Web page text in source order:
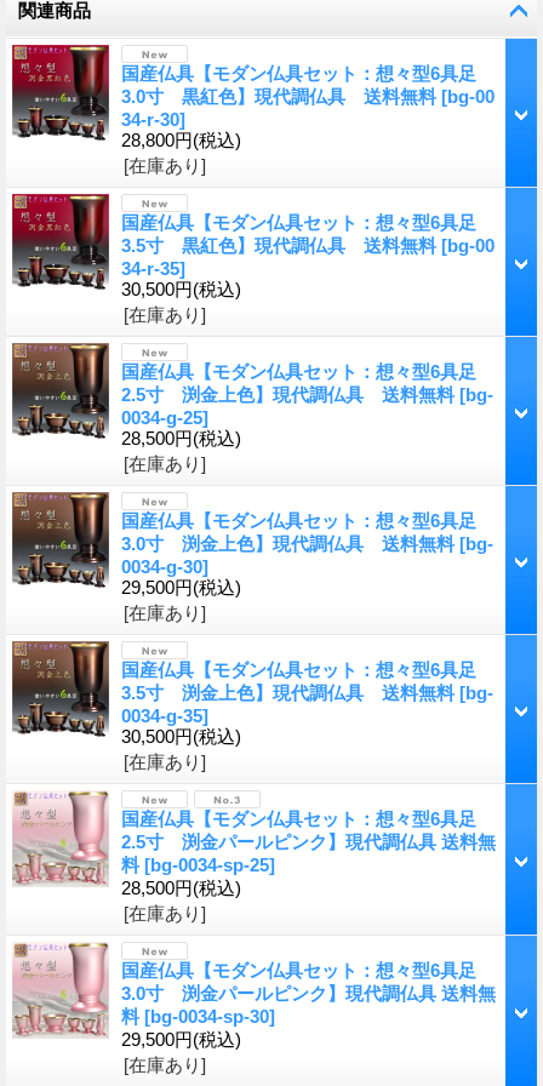
関連商品
国産仏具【モダン仏具セット：想々型6具足
3.0寸 黒紅色】現代調仏具 送料無料 [bg-00
34-r-30]
28,800円(税込)
[在庫あり]
国産仏具【モダン仏具セット：想々型6具足
3.5寸 黒紅色】現代調仏具 送料無料 [bg-00
34-r-35]
30,500円(税込)
[在庫あり]
国産仏具【モダン仏具セット：想々型6具足
2.5寸 渕金上色】現代調仏具 送料無料 [bg-
0034-g-25]
28,500円(税込)
[在庫あり]
国産仏具【モダン仏具セット：想々型6具足
3.0寸 渕金上色】現代調仏具 送料無料 [bg-
0034-g-30]
29,500円(税込)
[在庫あり]
国産仏具【モダン仏具セット：想々型6具足
3.5寸 渕金上色】現代調仏具 送料無料 [bg-
0034-g-35]
30,500円(税込)
[在庫あり]
国産仏具【モダン仏具セット：想々型6具足
2.5寸 渕金パールピンク】現代調仏具 送料無
料 [bg-0034-sp-25]
28,500円(税込)
[在庫あり]
国産仏具【モダン仏具セット：想々型6具足
3.0寸 渕金パールピンク】現代調仏具 送料無
料 [bg-0034-sp-30]
29,500円(税込)
[在庫あり]